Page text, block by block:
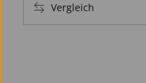
Vergleich